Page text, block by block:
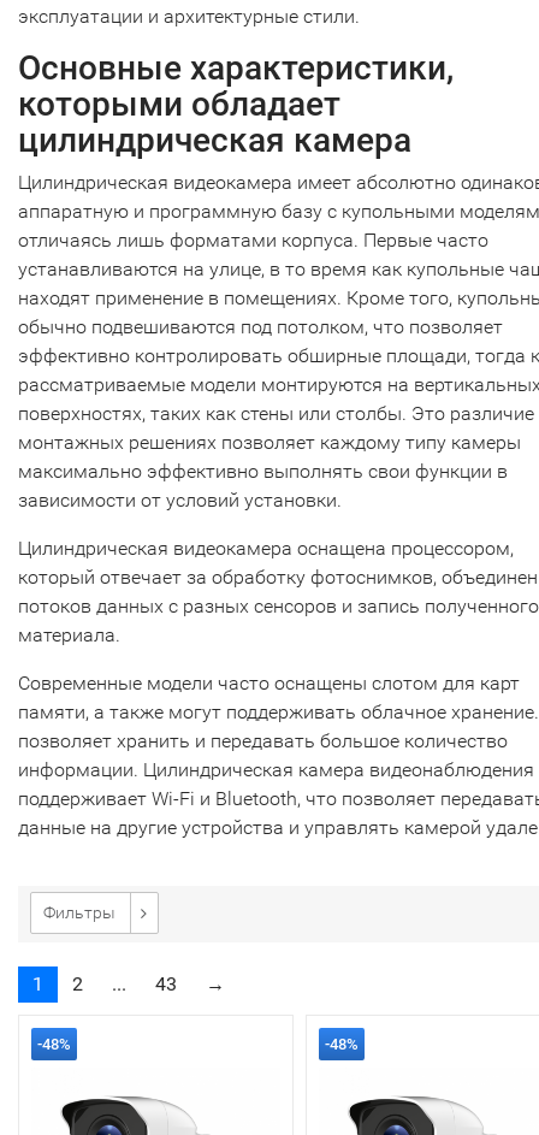
эксплуатации и архитектурные стили.
Основные характеристики,
которыми обладает
цилиндрическая камера
Цилиндрическая видеокамера имеет абсолютно
аппаратную и программную базу с купольными
отличаясь лишь форматами корпуса. Первые часто
устанавливаются на улице, в то время как купольные
находят применение в помещениях. Кроме того,
обычно подвешиваются под потолком, что позволяет
эффективно контролировать обширные площади, тогда
рассматриваемые модели монтируются на
поверхностях, таких как стены или столбы. Это различие
монтажных решениях позволяет каждому типу камеры
максимально эффективно выполнять свои функции в
зависимости от условий установки.
Цилиндрическая видеокамера оснащена процессором,
который отвечает за обработку фотоснимков,
потоков данных с разных сенсоров и запись полученного
материала.
Современные модели часто оснащены слотом для карт
памяти, а также могут поддерживать облачное
позволяет хранить и передавать большое количество
информации. Цилиндрическая камера видеонаблюдения
поддерживает Wi-Fi и Bluetooth, что позволяет
данные на другие устройства и управлять камерой
Фильтры
1 2 ... 43 →
-48% -48%